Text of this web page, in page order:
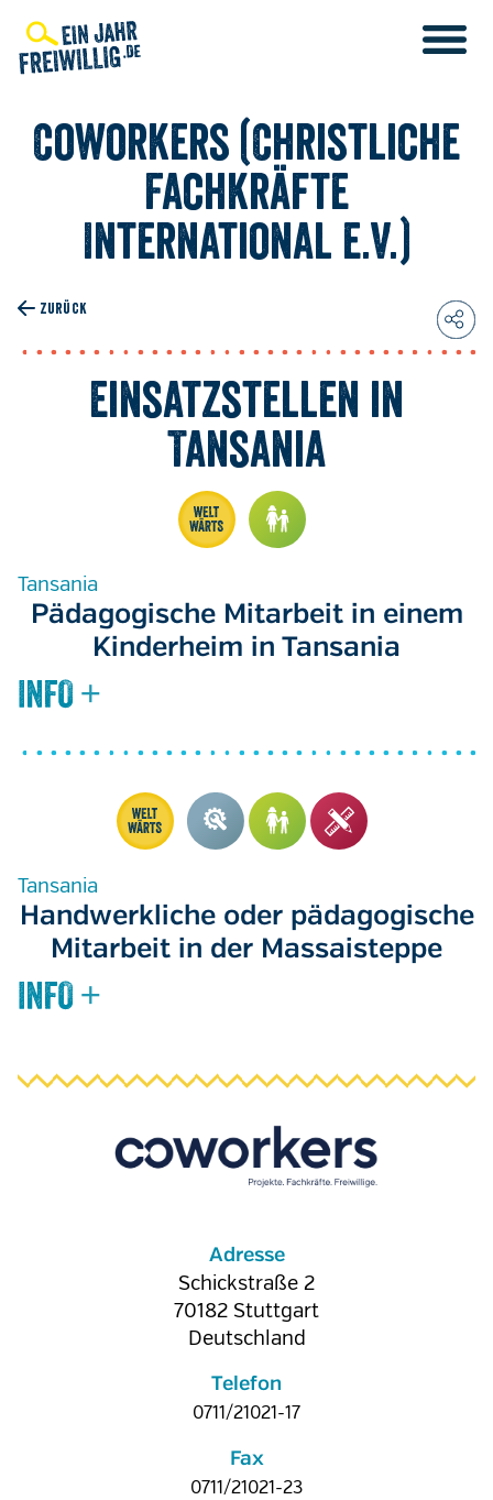
zum
Inhalt
Coworkers (Christliche
Fachkräfte
International e.V.)
ZURÜCK
Einsatzstellen in
Tansania
Tansania
Pädagogische Mitarbeit in einem
Kinderheim in Tansania
Tansania
Handwerkliche oder pädagogische
Mitarbeit in der Massaisteppe
Adresse
Schickstraße 2
70182 Stuttgart
Deutschland
Telefon
0711/21021-17
Fax
0711/21021-23